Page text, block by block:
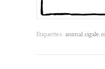
Étiquettes : animal,cigale,